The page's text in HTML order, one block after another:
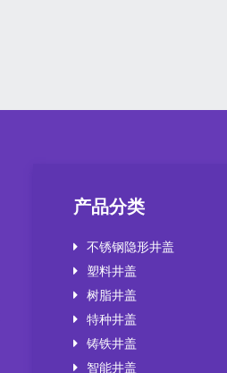
产品分类
不锈钢隐形井盖
塑料井盖
树脂井盖
特种井盖
铸铁井盖
智能井盖